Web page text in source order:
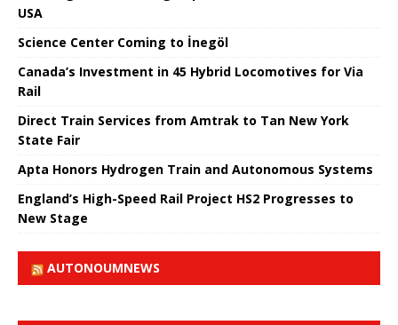
USA
Science Center Coming to İnegöl
Canada’s Investment in 45 Hybrid Locomotives for Via
Rail
Direct Train Services from Amtrak to Tan New York
State Fair
Apta Honors Hydrogen Train and Autonomous Systems
England’s High-Speed ​​Rail Project HS2 Progresses to
New Stage
AUTONOUMNEWS